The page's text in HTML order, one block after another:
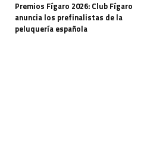
Premios Fígaro 2026: Club Fígaro
anuncia los prefinalistas de la
peluquería española